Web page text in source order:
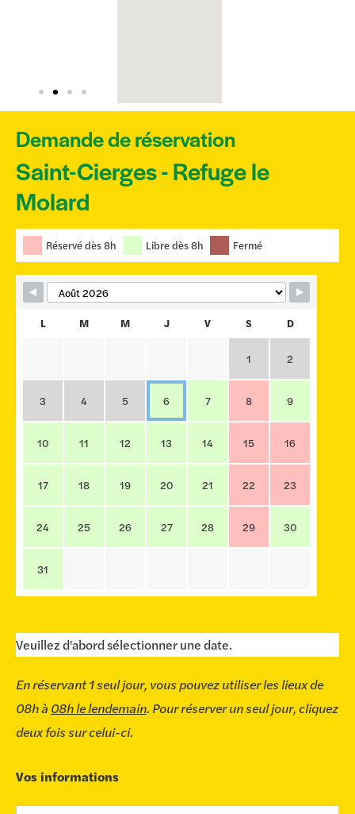
Demande de réservation
Skip Booking Form
Saint-Cierges - Refuge le
Molard
Réservé dès 8h Libre dès 8h Fermé
L M M J V S D
1 2
3 4 5 6 7 8 9
10 11 12 13 14 15 16
17 18 19 20 21 22 23
24 25 26 27 28 29 30
31
Veuillez d'abord sélectionner une date.
En réservant 1 seul jour, vous pouvez utiliser les lieux de
08h à 08h le lendemain. Pour réserver un seul jour, cliquez
deux fois sur celui-ci.
Vos informations